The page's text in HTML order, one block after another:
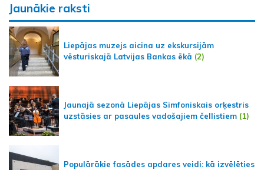
Jaunākie raksti
Liepājas muzejs aicina uz ekskursijām
vēsturiskajā Latvijas Bankas ēkā (2)
Jaunajā sezonā Liepājas Simfoniskais orķestris
uzstāsies ar pasaules vadošajiem čellistiem (1)
Populārākie fasādes apdares veidi: kā izvēlēties